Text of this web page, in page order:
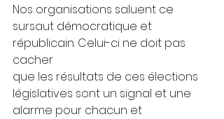
Nos organisations saluent ce
sursaut démocratique et
républicain. Celui-ci ne doit pas
cacher
que les résultats de ces élections
législatives sont un signal et une
alarme pour chacun et